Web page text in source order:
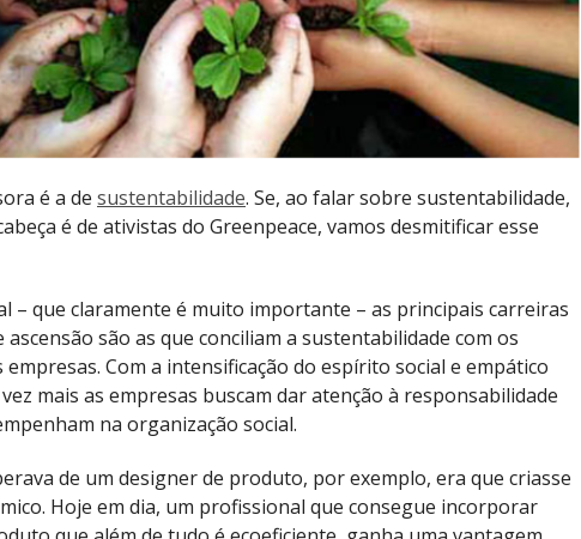
é a de sustentabilidade. Se, ao falar sobre sustentabilidade,
é de ativistas do Greenpeace, vamos desmitificar esse
– que claramente é muito importante – as principais carreiras
são as que conciliam a sustentabilidade com os
Com a intensificação do espírito social e empático
mais as empresas buscam dar atenção à responsabilidade
na organização social.
de um designer de produto, por exemplo, era que criasse
Hoje em dia, um profissional que consegue incorporar